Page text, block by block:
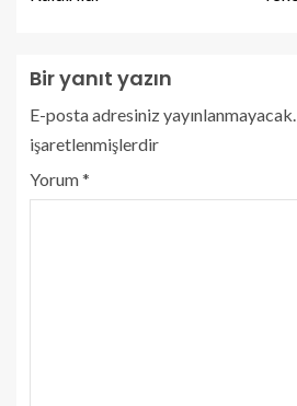
Bir yanıt yazın
E-posta adresiniz yayınlanmayacak.
işaretlenmişlerdir
Yorum*